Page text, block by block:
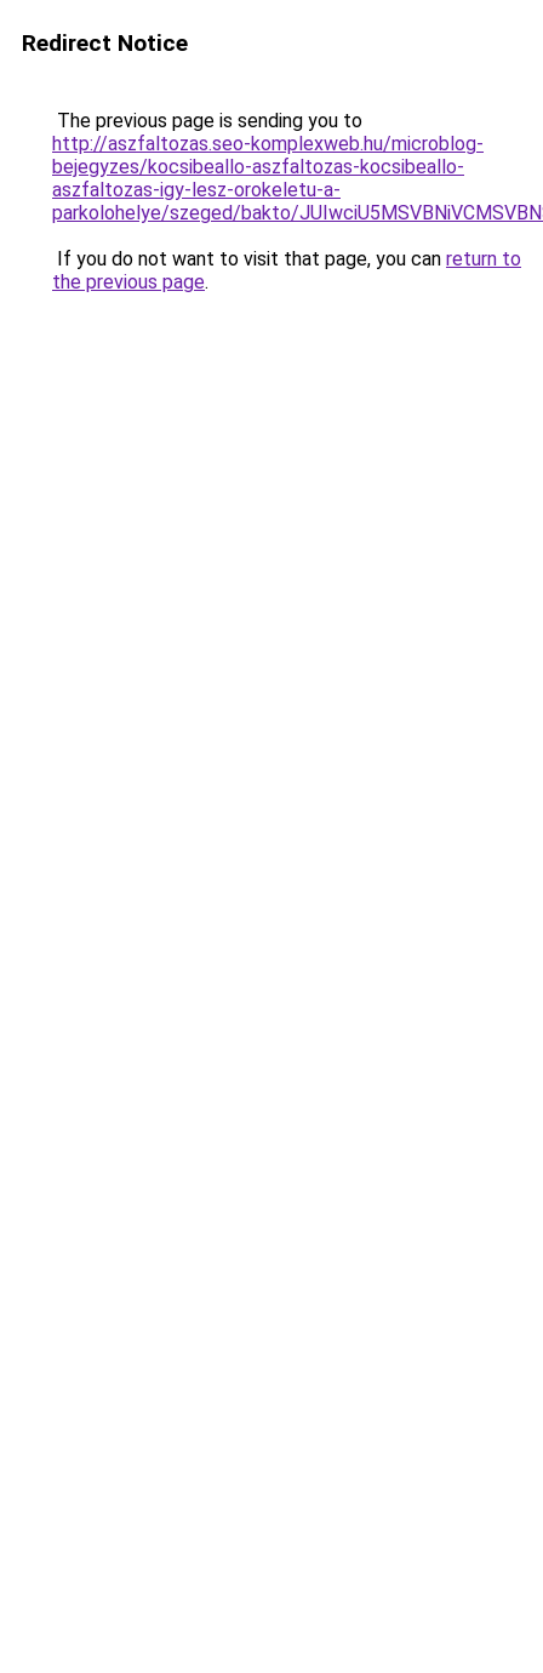
Redirect Notice
The previous page is sending you to
http://aszfaltozas.seo-komplexweb.hu/microblog-
bejegyzes/kocsibeallo-aszfaltozas-kocsibeallo-
aszfaltozas-igy-lesz-orokeletu-a-
parkolohelye/szeged/bakto/
If you do not want to visit that page, you can return to
the previous page.